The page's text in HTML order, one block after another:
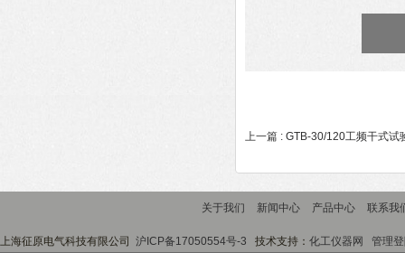
上一篇 : GTB-30/120工频干式试
关于我们 新闻中心 产品中心 联系我
上海征原电气科技有限公司 沪ICP备17050554号-3 技术支持： 化工仪器网 管理